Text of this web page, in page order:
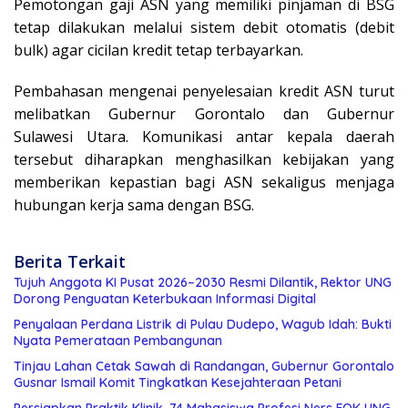
Pemotongan gaji ASN yang memiliki pinjaman di BSG
tetap dilakukan melalui sistem debit otomatis (debit
bulk) agar cicilan kredit tetap terbayarkan.
Pembahasan mengenai penyelesaian kredit ASN turut
melibatkan Gubernur Gorontalo dan Gubernur
Sulawesi Utara. Komunikasi antar kepala daerah
tersebut diharapkan menghasilkan kebijakan yang
memberikan kepastian bagi ASN sekaligus menjaga
hubungan kerja sama dengan BSG.
Berita Terkait
Tujuh Anggota KI Pusat 2026–2030 Resmi Dilantik, Rektor UNG
Dorong Penguatan Keterbukaan Informasi Digital
Penyalaan Perdana Listrik di Pulau Dudepo, Wagub Idah: Bukti
Nyata Pemerataan Pembangunan
Tinjau Lahan Cetak Sawah di Randangan, Gubernur Gorontalo
Gusnar Ismail Komit Tingkatkan Kesejahteraan Petani